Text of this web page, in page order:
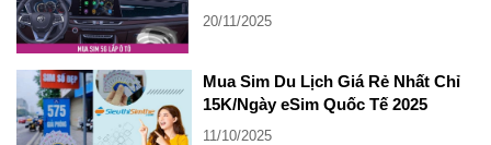
20/11/2025
Mua Sim Du Lịch Giá Rẻ Nhất Chỉ
15K/Ngày eSim Quốc Tế 2025
11/10/2025